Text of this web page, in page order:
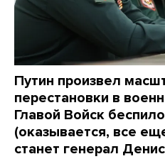
Путин произвел
перестановки в
Главой Войск
(оказывается, все
станет генерал